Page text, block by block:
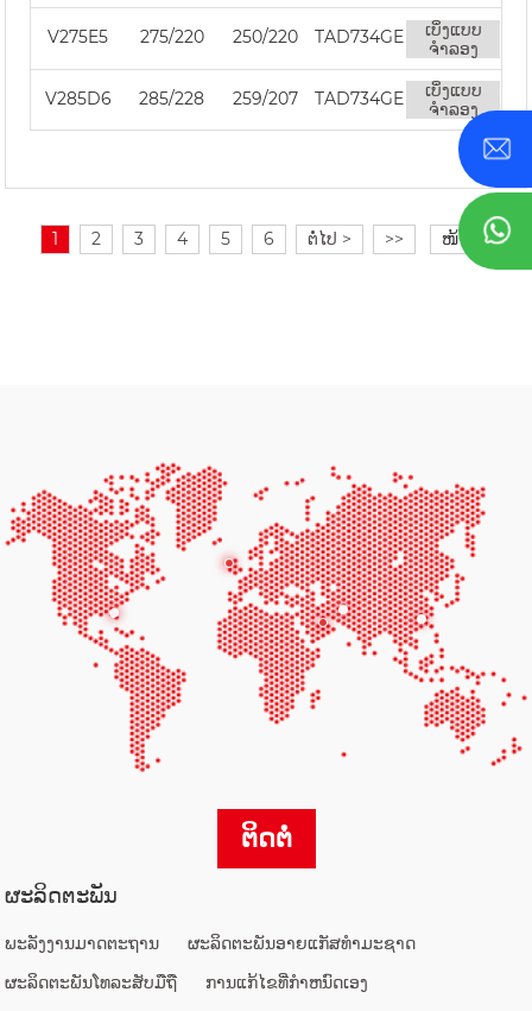
V275E5 275/220 250/220 TAD734GE
ເບິ່ງແບບ
ຈໍາລອງ
V285D6 285/228 259/207 TAD734GE
ເບິ່ງແບບ
ຈໍາລອງ
1 2 3 4 5 6 ຕໍ່ໄປ > >> ໜ້າ 1 / 49
ຕິດຕໍ່
ຜະ​ລິດ​ຕະ​ພັນ
ພະລັງງານມາດຕະຖານ
ຜະລິດຕະພັນອາຍແກັສທໍາມະຊາດ
ຜະ​ລິດ​ຕະ​ພັນ​ໂທລະ​ສັບ​ມື​ຖື​
ການແກ້ໄຂທີ່ກໍາຫນົດເອງ